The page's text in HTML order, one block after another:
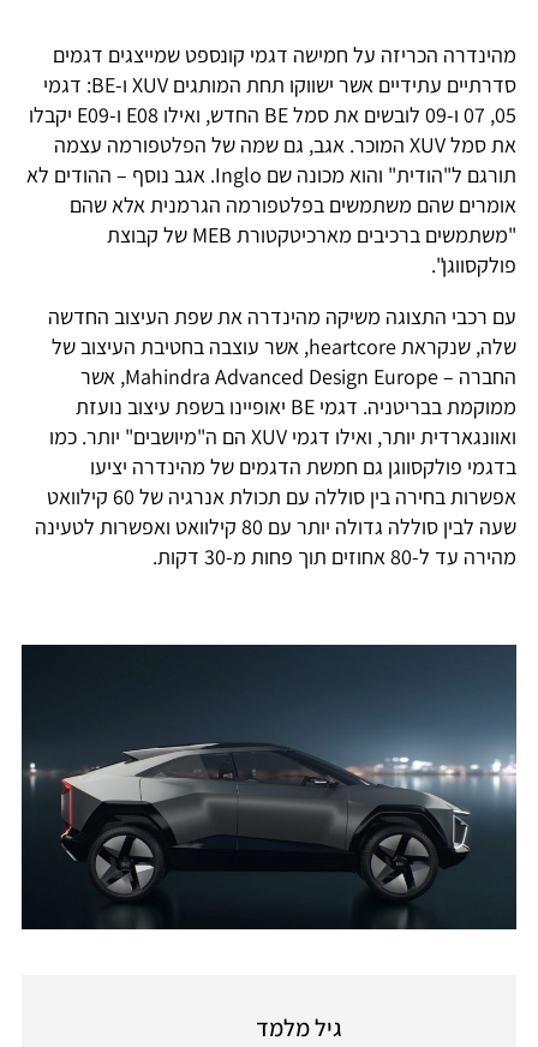
מהינדרה הכריזה על חמישה דגמי קונספט שמייצגים דגמים
סדרתיים עתידיים אשר ישווקו תחת המותגים XUV ו-BE: דגמי
05, 07 ו-09 לובשים את סמל BE החדש, ואילו E08 ו-E09 יקבלו
את סמל XUV המוכר. אגב, גם שמה של הפלטפורמה עצמה
תורגם ל"הודית" והוא מכונה שם Inglo. אגב נוסף – ההודים לא
אומרים שהם משתמשים בפלטפורמה הגרמנית אלא שהם
"משתמשים ברכיבים מארכיטקטורת MEB של קבוצת
פולקסווגן".
עם רכבי התצוגה משיקה מהינדרה את שפת העיצוב החדשה
שלה, שנקראת heartcore, אשר עוצבה בחטיבת העיצוב של
החברה – Mahindra Advanced Design Europe, אשר
ממוקמת בבריטניה. דגמי BE יאופיינו בשפת עיצוב נועזת
ואוונגארדית יותר, ואילו דגמי XUV הם ה"מיושבים" יותר. כמו
בדגמי פולקסווגן גם חמשת הדגמים של מהינדרה יציעו
אפשרות בחירה בין סוללה עם תכולת אנרגיה של 60 קילוואט
שעה לבין סוללה גדולה יותר עם 80 קילוואט ואפשרות לטעינה
מהירה עד ל-80 אחוזים תוך פחות מ-30 דקות.
גיל מלמד